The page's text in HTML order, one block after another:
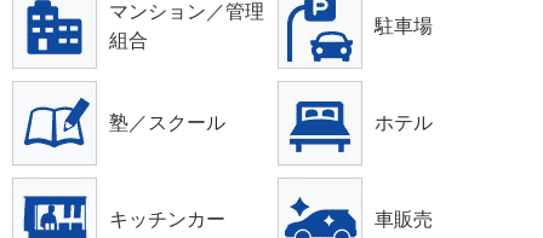
マンション／管理
組合
駐車場
塾／スクール ホテル
キッチンカー 車販売